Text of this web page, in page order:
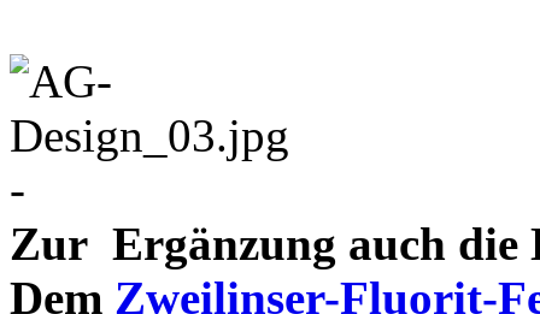
-
Zur Ergänzung auch die
Dem Zweilinser-Fluorit-